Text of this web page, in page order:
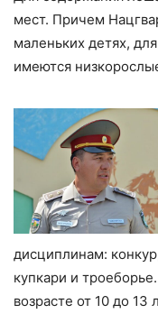
мест. Причем
маленьких детях,
имеются
дисциплинам:
купкари и
возрасте от 10 до